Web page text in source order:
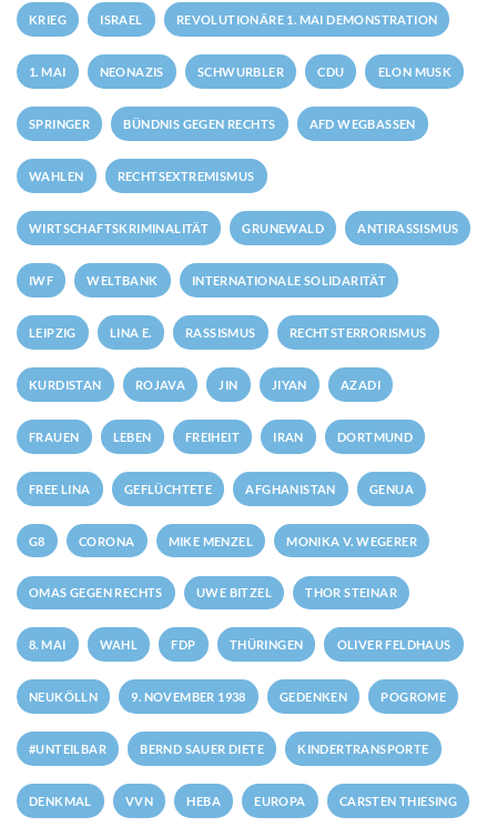
KRIEG ISRAEL REVOLUTIONÄRE 1. MAI DEMONSTRATION
1. MAI NEONAZIS SCHWURBLER CDU ELON MUSK
SPRINGER BÜNDNIS GEGEN RECHTS AFD WEGBASSEN
WAHLEN RECHTSEXTREMISMUS
WIRTSCHAFTSKRIMINALITÄT GRUNEWALD ANTIRASSISMUS
IWF WELTBANK INTERNATIONALE SOLIDARITÄT
LEIPZIG LINA E. RASSISMUS RECHTSTERRORISMUS
KURDISTAN ROJAVA JIN JIYAN AZADI
FRAUEN LEBEN FREIHEIT IRAN DORTMUND
FREE LINA GEFLÜCHTETE AFGHANISTAN GENUA
G8 CORONA MIKE MENZEL MONIKA V. WEGERER
OMAS GEGEN RECHTS UWE BITZEL THOR STEINAR
8. MAI WAHL FDP THÜRINGEN OLIVER FELDHAUS
NEUKÖLLN 9. NOVEMBER 1938 GEDENKEN POGROME
#UNTEILBAR BERND SAUER DIETE KINDERTRANSPORTE
DENKMAL VVN HEBA EUROPA CARSTEN THIESING